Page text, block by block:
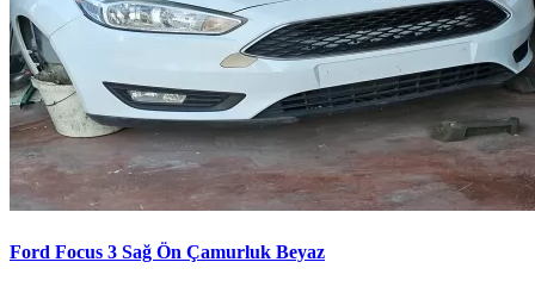
Ford Focus 3 Sağ Ön Çamurluk Beyaz